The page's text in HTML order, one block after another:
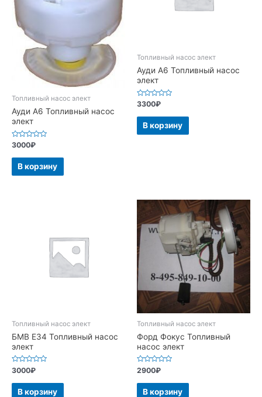
Топливный насос элект
Ауди А6 Топливный насос
элект
Оценка
из
3000₽
В корзину
Топливный насос элект
Ауди А6 Топливный насос
элект
Оценка
из
3300₽
В корзину
Топливный насос элект
БМВ Е34 Топливный насос
элект
Оценка
0
из
3000₽
В корзину
Топливный насос элект
Форд Фокус Топливный
насос элект
Оценка
0
из
2900₽
В корзину